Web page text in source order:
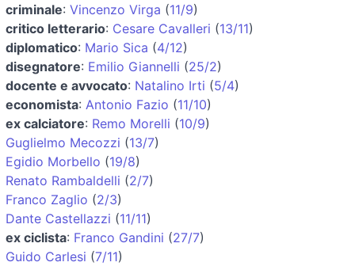
criminale: Vincenzo Virga (11/9)
critico letterario: Cesare Cavalleri (13/11)
diplomatico: Mario Sica (4/12)
disegnatore: Emilio Giannelli (25/2)
docente e avvocato: Natalino Irti (5/4)
economista: Antonio Fazio (11/10)
ex calciatore: Remo Morelli (10/9)
Guglielmo Mecozzi (13/7)
Egidio Morbello (19/8)
Renato Rambaldelli (2/7)
Franco Zaglio (2/3)
Dante Castellazzi (11/11)
ex ciclista: Franco Gandini (27/7)
Guido Carlesi (7/11)